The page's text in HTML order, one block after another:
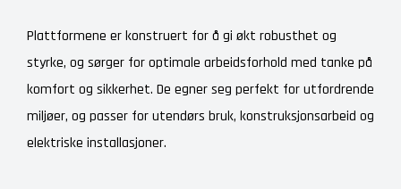
Plattformene er konstruert for å gi økt robusthet og
styrke, og sørger for optimale arbeidsforhold med tanke på
komfort og sikkerhet. De egner seg perfekt for utfordrende
miljøer, og passer for utendørs bruk, konstruksjonsarbeid og
elektriske installasjoner.